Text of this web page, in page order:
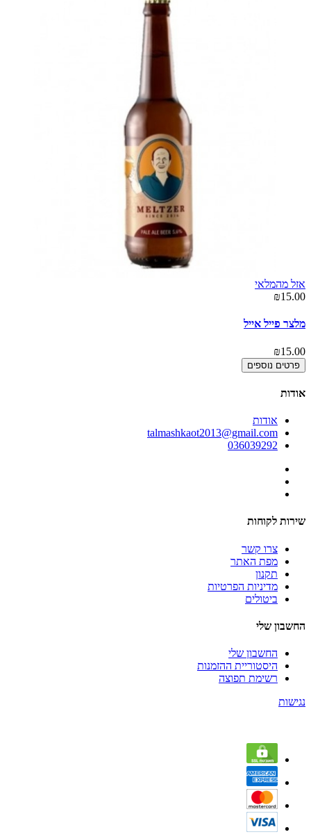
אזל מהמלאי
₪15.00
מלצר פייל אייל
₪15.00
פרטים נוספים
אודות
אודות
talmashkaot2013@gmail.com
036039292
שירות לקוחות
צרו קשר
מפת האתר
תקנון
מדיניות הפרטיות
ביטולים
החשבון שלי
החשבון שלי
היסטוריית ההזמנות
רשימת תפוצה
נגישות